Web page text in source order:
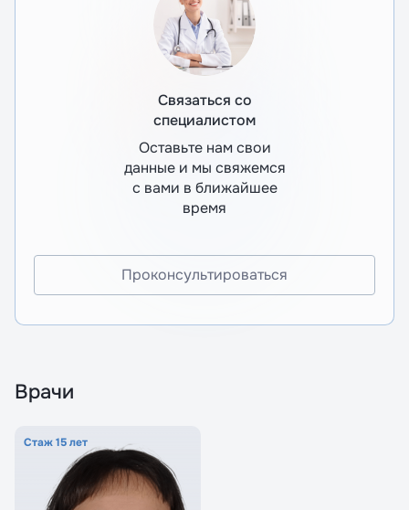
Связаться со
специалистом
Оставьте нам свои
данные и мы свяжемся
с вами в ближайшее
время
Проконсультироваться
Врачи
Стаж 15 лет